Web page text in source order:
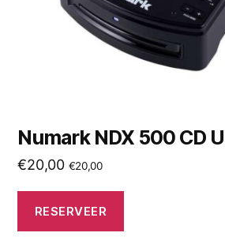
Numark NDX 500 CD
€20,00 €20,00
RESERVEER